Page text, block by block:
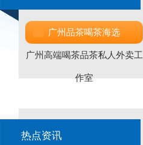
广州品茶喝茶海选
广州高端喝茶品茶私人外卖工
作室
热点资讯